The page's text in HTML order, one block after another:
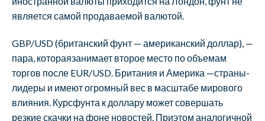
является самой продаваемой валютой.
GBP/USD (британский фунт — американский доллар), —
пара, котораязанимает второе место по объемам
торгов после EUR/USD. Британия и Америка —страны-
лидеры и имеют огромный вес в масштабе мирового
влияния. Курсфунта к доллару может совершать
резкие скачки на фоне новостей. Приэтом аналогичной